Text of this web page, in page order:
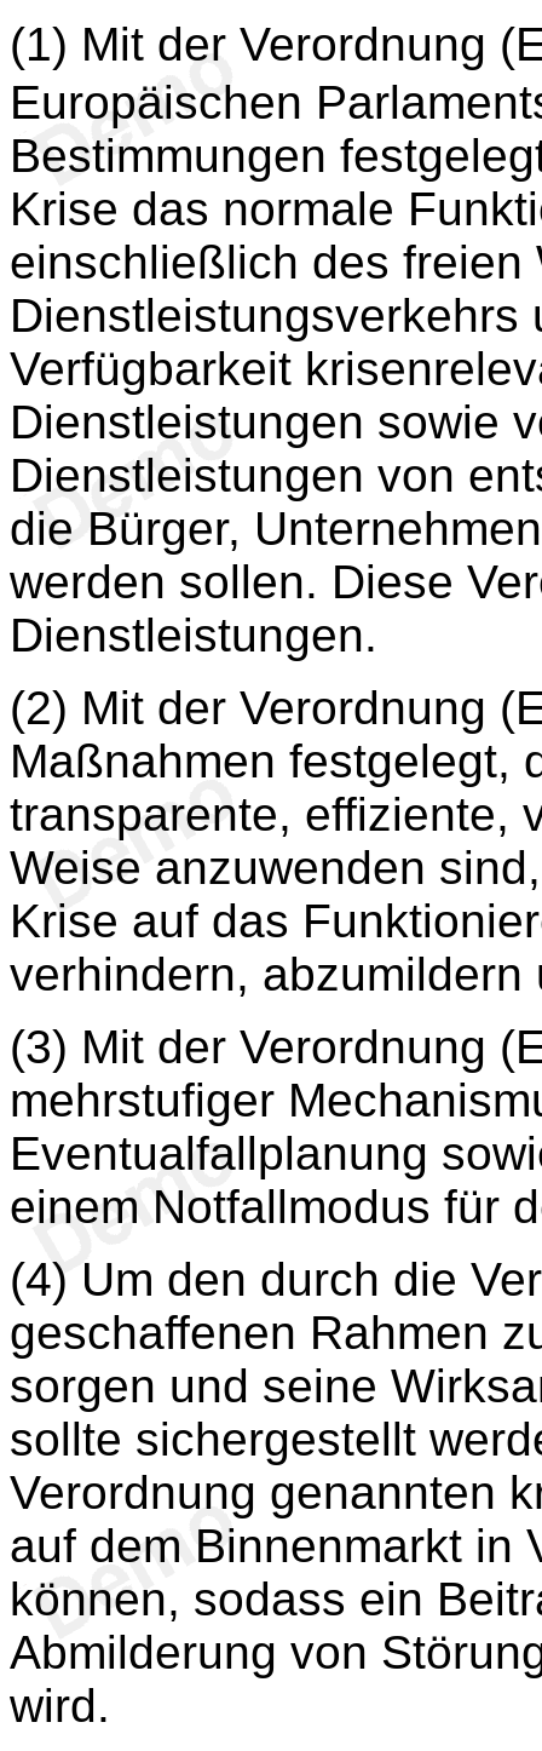
(1) Mit der Verordnung
Europäischen
Bestimmungen
Krise das normale
einschließlich des freien
Verfügbarkeit
Dienstleistungen sowie
Dienstleistungen von
die Bürger,
werden sollen. Diese
Dienstleistungen.
(2) Mit der Verordnung
Maßnahmen festgelegt,
transparente, effiziente,
Weise anzuwenden
Krise auf das
verhindern, abzumildern
(3) Mit der Verordnung
mehrstufiger
Eventualfallplanung
einem Notfallmodus für
(4) Um den durch die
geschaffenen Rahmen
sorgen und seine
sollte sichergestellt
Verordnung genannten
auf dem Binnenmarkt in
können, sodass ein
Abmilderung von
wird.